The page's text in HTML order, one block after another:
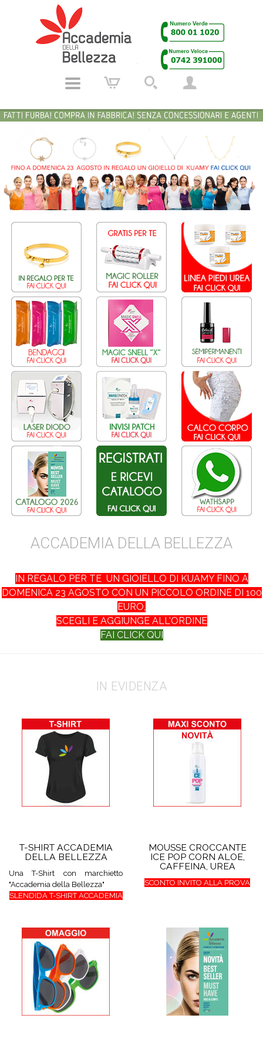
ACCADEMIA DELLA BELLEZZA
IN REGALO PER TE UN GIOIELLO DI KUAMY FINO A
DOMENICA 23 AGOSTO CON UN PICCOLO ORDINE DI 100
EURO,
SCEGLI E AGGIUNGE ALL'ORDINE
FAI CLICK QUI
IN EVIDENZA
T-SHIRT ACCADEMIA
DELLA BELLEZZA
Una T-Shirt con marchietto
"Accademia della Bellezza"
SLENDIDA T-SHIRT ACCADEMIA
MOUSSE CROCCANTE
ICE POP CORN ALOE,
CAFFEINA, UREA
SCONTO INVITO ALLA PROVA